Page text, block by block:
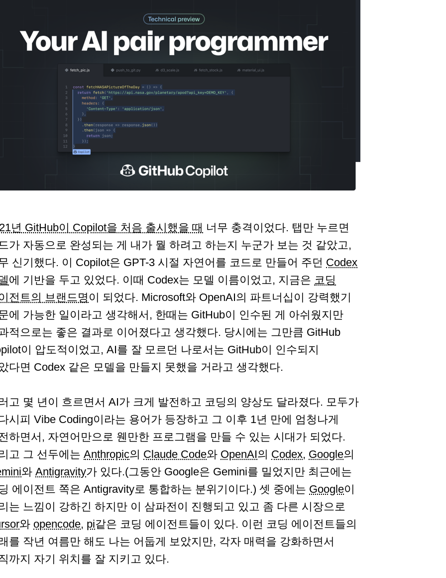
년 GitHub이 Copilot을 처음 출시했을 때 너무 충격이었다. 탭만 누르면
가 자동으로 완성되는 게 내가 뭘 하려고 하는지 누군가 보는 것 같았고,
신기했다. 이 Copilot은 GPT-3 시절 자연어를 코드로 만들어 주던 Codex
에 기반을 두고 있었다. 이때 Codex는 모델 이름이었고, 지금은 코딩
전트의 브랜드명 이 되었다. Microsoft와 OpenAI의 파트너십이 강력했기
에 가능한 일이라고 생각해서, 한때는 GitHub이 인수된 게 아쉬웠지만
적으로는 좋은 결과로 이어졌다고 생각했다. 당시에는 그만큼 GitHub
이 압도적이었고, AI를 잘 모르던 나로서는 GitHub이 인수되지
다면 Codex 같은 모델을 만들지 못했을 거라고 생각했다.
고 몇 년이 흐르면서 AI가 크게 발전하고 코딩의 양상도 달라졌다. 모두가
시피 Vibe Coding이라는 용어가 등장하고 그 이후 1년 만에 엄청나게
하면서, 자연어만으로 웬만한 프로그램을 만들 수 있는 시대가 되었다.
고 그 선두에는 Anthropic의 Claude Code와 OpenAI의 Codex, Google의
와 Antigravity가 있다.(그동안 Google은 Gemini를 밀었지만 최근에는
에이전트 쪽은 Antigravity로 통합하는 분위기이다.) 셋 중에는 Google이
는 느낌이 강하긴 하지만 이 삼파전이 진행되고 있고 좀 다른 시장으로
와 opencode, pi같은 코딩 에이전트들이 있다. 이런 코딩 에이전트들의
를 작년 여름만 해도 나는 어둡게 보았지만, 각자 매력을 강화하면서
까지 자기 위치를 잘 지키고 있다.